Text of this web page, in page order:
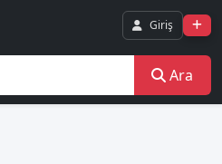
Giriş
Ara